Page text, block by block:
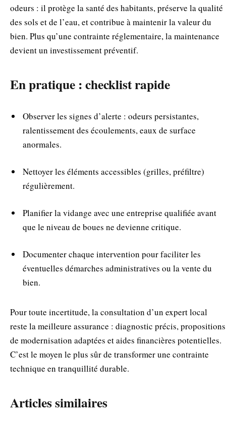
odeurs : il protège la santé des habitants, préserve la qualité
des sols et de l’eau, et contribue à maintenir la valeur du
bien. Plus qu’une contrainte réglementaire, la maintenance
devient un investissement préventif.
En pratique : checklist rapide
Observer les signes d’alerte : odeurs persistantes,
ralentissement des écoulements, eaux de surface
anormales.
Nettoyer les éléments accessibles (grilles, préfiltre)
régulièrement.
Planifier la vidange avec une entreprise qualifiée avant
que le niveau de boues ne devienne critique.
Documenter chaque intervention pour faciliter les
éventuelles démarches administratives ou la vente du
bien.
Pour toute incertitude, la consultation d’un expert local
reste la meilleure assurance : diagnostic précis, propositions
de modernisation adaptées et aides financières potentielles.
C’est le moyen le plus sûr de transformer une contrainte
technique en tranquillité durable.
Articles similaires